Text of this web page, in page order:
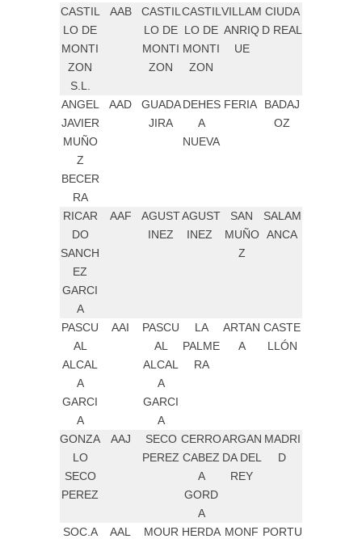
CASTIL
LO DE
MONTI
ZON
S.L.
AAB
CASTIL
LO DE
MONTI
ZON
CASTIL
LO DE
MONTI
ZON
VILLAM
ANRIQ
UE
CIUDA
D REAL
ANGEL
JAVIER
MUÑO
Z
BECER
RA
AAD
GUADA
JIRA
DEHES
A
NUEVA
FERIA
BADAJ
OZ
RICAR
DO
SANCH
EZ
GARCI
A
AAF
AGUST
INEZ
AGUST
INEZ
SAN
MUÑO
Z
SALAM
ANCA
PASCU
AL
ALCAL
A
GARCI
A
AAI
PASCU
AL
ALCAL
A
GARCI
A
LA
PALME
RA
ARTAN
A
CASTE
LLÓN
GONZA
LO
SECO
PEREZ
AAJ
SECO
PEREZ
CERRO
CABEZ
A
GORD
A
ARGAN
DA DEL
REY
MADRI
D
SOC.A
AAL
MOUR HERDA MONF PORTU